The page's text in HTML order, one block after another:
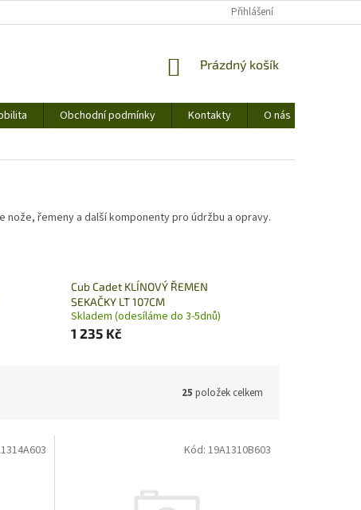
Přihlášení
NÁKUPNÍ
Prázdný košík
Obchodní podmínky Kontakty
O nás
řemeny a další komponenty pro údržbu a opravy.
Cub Cadet KLÍNOVÝ ŘEMEN
SEKAČKY LT 107CM
Skladem (odesíláme do 3-5dnů)
1 235 Kč
25 položek celkem
Kód: 19A1310B603